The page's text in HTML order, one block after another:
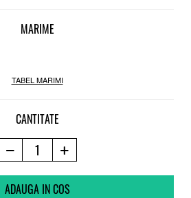
MARIME
TABEL MARIMI
CANTITATE
ADAUGA IN COS